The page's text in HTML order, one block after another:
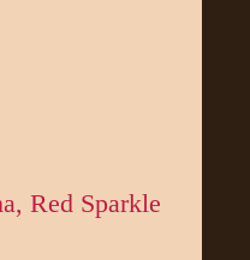
Red Sparkle